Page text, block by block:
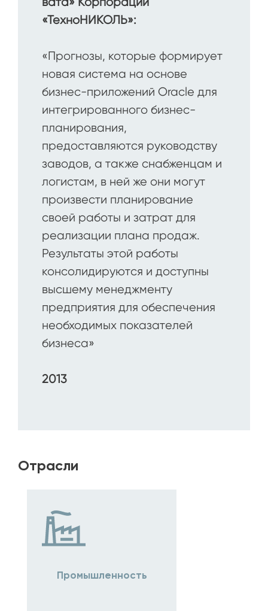
«ТехноНИКОЛЬ»:
«Прогнозы, которые формирует
новая система на основе
бизнес-приложений Oracle для
интегрированного бизнес-
планирования,
предоставляются руководству
заводов, а также снабженцам и
логистам, в ней же они могут
произвести планирование
своей работы и затрат для
реализации плана продаж.
Результаты этой работы
консолидируются и доступны
высшему менеджменту
предприятия для обеспечения
необходимых показателей
бизнеса»
2013
Отрасли
Промышленность